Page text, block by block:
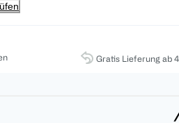
Gratis Lieferung ab